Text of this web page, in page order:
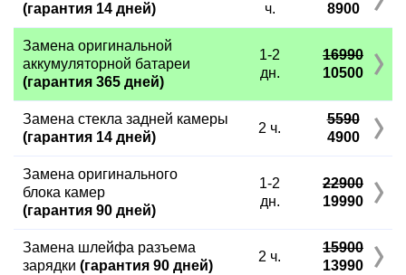
(гарантия 14 дней)
ч.
8900
Замена оригинальной
аккумуляторной батареи
(гарантия 365 дней)
1-2
дн.
16990
10500
Замена стекла задней камеры
(гарантия 14 дней)
2 ч.
5590
4900
Замена оригинального
блока камер
(гарантия 90 дней)
1-2
дн.
22900
19990
Замена шлейфа разъема
зарядки (гарантия 90 дней)
2 ч.
15900
13990